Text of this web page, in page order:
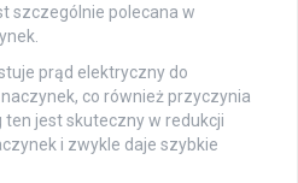
szczególnie polecana w
prąd elektryczny do
co również przyczynia
ten jest skuteczny w redukcji
i zwykle daje szybkie